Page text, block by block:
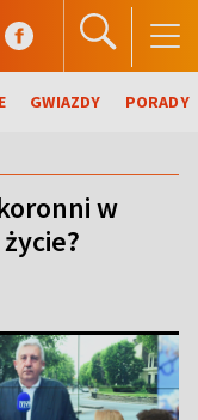
GWIAZDY PORADY
w